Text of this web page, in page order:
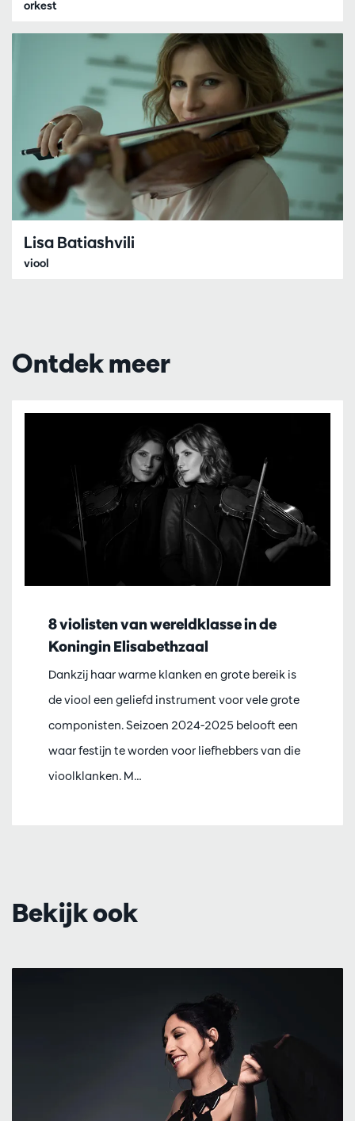
orkest
Lisa Batiashvili
viool
Ontdek meer
8 violisten van wereldklasse in de
Koningin Elisabethzaal
Dankzij haar warme klanken en grote bereik is
de viool een geliefd instrument voor vele grote
componisten. Seizoen 2024-2025 belooft een
waar festijn te worden voor liefhebbers van die
vioolklanken. M…
Bekijk ook